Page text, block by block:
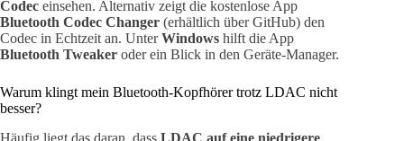
Codec einsehen. Alternativ zeigt die kostenlose App
Bluetooth Codec Changer (erhältlich über GitHub) den
Codec in Echtzeit an. UnterWindows hilft die App
Bluetooth Tweaker oder ein Blick in den Geräte-Manager.
Warum klingt mein Bluetooth-Kopfhörer trotz LDAC nicht
besser?